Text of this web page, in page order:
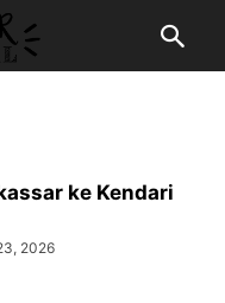
ke Kendari
2026